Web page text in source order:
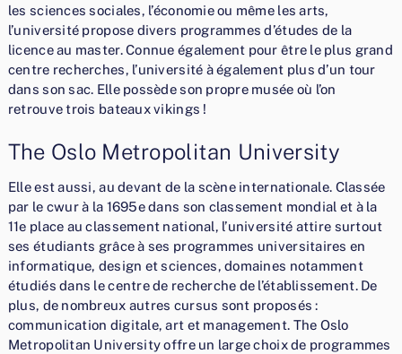
les sciences sociales, l’économie ou même les arts,
l’université propose divers programmes d’études de la
licence au master. Connue également pour être le plus grand
centre recherches, l’université à également plus d’un tour
dans son sac. Elle possède son propre musée où l’on
retrouve trois bateaux vikings !
The Oslo Metropolitan University
Elle est aussi, au devant de la scène internationale. Classée
par le cwur à la 1695e dans son classement mondial et à la
11e place au classement national, l’université attire surtout
ses étudiants grâce à ses programmes universitaires en
informatique, design et sciences, domaines notamment
étudiés dans le centre de recherche de l’établissement. De
plus, de nombreux autres cursus sont proposés :
communication digitale, art et management. The Oslo
Metropolitan University offre un large choix de programmes